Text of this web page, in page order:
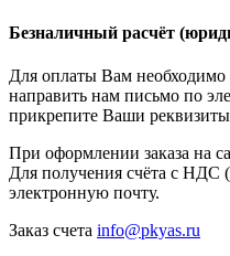
Безналичный расчёт
Для оплаты Вам необходимо
направить нам письмо по
прикрепите Ваши
При оформлении заказа на
Для получения счёта с НДС
электронную почту.
Заказ счета info@pkyas.ru